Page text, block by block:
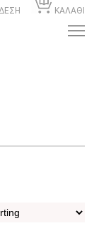
ΚΑΛΑΘΙ